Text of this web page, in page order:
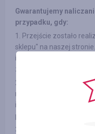
Gwarantujemy
przypadku, gdy:
1. Przejście zostało
sklepu" na naszej
internetowego minęło
zostało realizowane bez
2. Po przejściu do sklepu
reklamowych z innych
internetowychв na
promocyjnych innych firm.
3. Wybrany przez Ciebie